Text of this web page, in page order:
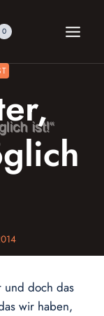
0
und doch das
wir haben,